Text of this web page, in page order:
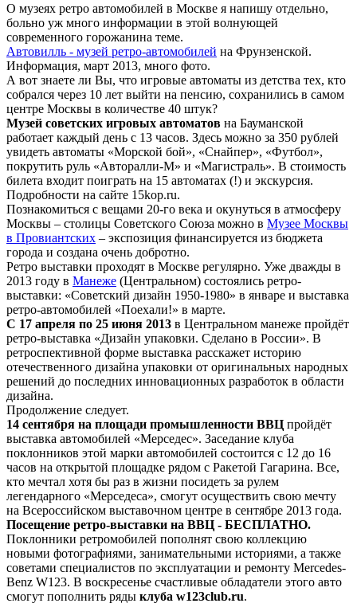
О музеях ретро автомобилей в Москве я напишу отдельно,
больно уж много информации в этой волнующей
современного горожанина теме.
Автовилль - музей ретро-автомобилей на Фрунзенской.
Информация, март 2013, много фото.
А вот знаете ли Вы, что игровые автоматы из детства тех, кто
собрался через 10 лет выйти на пенсию, сохранились в самом
центре Москвы в количестве 40 штук?
Музей советских игровых автоматов на Бауманской
работает каждый день с 13 часов. Здесь можно за 350 рублей
увидеть автоматы «Морской бой», «Снайпер», «Футбол»,
покрутить руль «Авторалли-М» и «Магистраль». В стоимость
билета входит поиграть на 15 автоматах (!) и экскурсия.
Подробности на сайте 15kop.ru.
Познакомиться с вещами 20-го века и окунуться в атмосферу
Москвы – столицы Советского Союза можно в Музее Москвы
в Провиантских – экспозиция финансируется из бюджета
города и создана очень добротно.
Ретро выставки проходят в Москве регулярно. Уже дважды в
2013 году в Манеже (Центральном) состоялись ретро-
выставки: «Советский дизайн 1950-1980» в январе и выставка
ретро-автомобилей «Поехали!» в марте.
С 17 апреля по 25 июня 2013 в Центральном манеже пройдёт
ретро-выставка «Дизайн упаковки. Сделано в России». В
ретроспективной форме выставка расскажет историю
отечественного дизайна упаковки от оригинальных народных
решений до последних инновационных разработок в области
дизайна.
Продолжение следует.
14 сентября на площади промышленности ВВЦ пройдёт
выставка автомобилей «Мерседес». Заседание клуба
поклонников этой марки автомобилей состоится с 12 до 16
часов на открытой площадке рядом с Ракетой Гагарина. Все,
кто мечтал хотя бы раз в жизни посидеть за рулем
легендарного «Мерседеса», смогут осуществить свою мечту
на Всероссийском выставочном центре в сентябре 2013 года.
Посещение ретро-выставки на ВВЦ - БЕСПЛАТНО.
Поклонники ретромобилей пополнят свою коллекцию
новыми фотографиями, занимательными историями, а также
советами специалистов по эксплуатации и ремонту Mercedes-
Benz W123. В воскресенье счастливые обладатели этого авто
смогут пополнить ряды клуба w123club.ru.